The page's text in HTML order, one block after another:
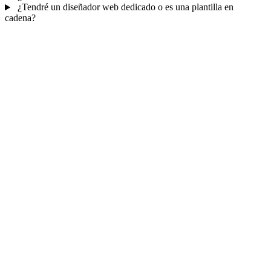
¿Tendré un diseñador web dedicado o es una plantilla en
cadena?